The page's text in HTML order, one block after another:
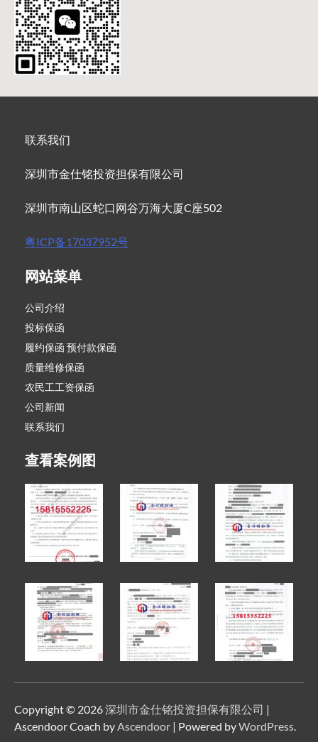
联系我们
深圳市金仕铭投资担保有限公司
深圳市南山区蛇口网谷万海大厦C座502
粤ICP备17037952号
网站菜单
公司介绍
投标保函
履约保函 预付款保函
质量维修保函
农民工工资保函
公司新闻
联系我们
查看案例图
Copyright © 2026深圳市金仕铭投资担保有限公司 |
Ascendoor Coach byAscendoor | Powered byWordPress.